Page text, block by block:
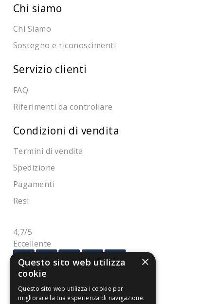
Chi siamo
Chi Siamo
Sostegno e riconoscimenti
Servizio clienti
FAQ
Riferimenti da controllare
Condizioni di vendita
Termini di vendita
Spedizione
Pagamenti
Resi
4,7/5
Eccellente
3.818
Recensioni
×
Questo sito web utilizza
cookie
Questo sito web utilizza i cookie per
migliorare la tua esperienza di navigazione.